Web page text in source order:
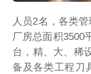
人员2名，各类
厂房总面积3500
台，精、大、稀
备及各类工程刀